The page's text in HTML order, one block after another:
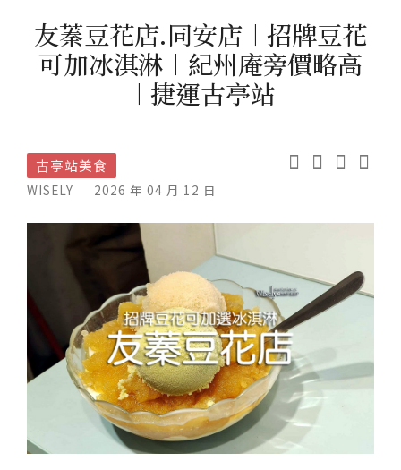
友蓁豆花店.同安店︱招牌豆花
可加冰淇淋︱紀州庵旁價略高
︱捷運古亭站
古亭站美食
WISELY 2026 年 04 月 12 日